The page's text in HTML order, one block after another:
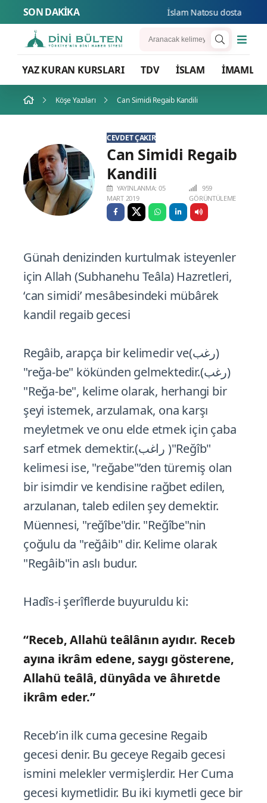
SON DAKİKA İslam Natosu dosta güven
YAZ KURAN KURSLARI TDV İSLAM İMAMLAR
Köşe Yazıları Can Simidi Regaib Kandili
CEVDET ÇAKIR
Can Simidi Regaib
Kandili
YAYINLANMA: 05
MART 2019
959
GÖRÜNTÜLEME
Günah denizinden kurtulmak isteyenler
için Allah (Subhanehu Teâla) Hazretleri,
‘can simidi’ mesâbesindeki mübârek
kandil regaib gecesi
Regâib, arapça bir kelimedir ve(رغب)
"reğa-be" kökünden gelmektedir.(رغب)
"Reğa-be", kelime olarak, herhangi bir
şeyi istemek, arzulamak, ona karşı
meyletmek ve onu elde etmek için çaba
sarf etmek demektir.(راغب )"Reğîb"
kelimesi ise, "reğabe"’den türemiş olan
bir isimdir ve kendisine rağbet edilen,
arzulanan, taleb edilen şey demektir.
Müennesi, "reğîbe"dir. "Reğîbe"nin
çoğulu da "reğâib" dir. Kelime olarak
"Regâib"in aslı budur.
Hadîs-i şerîflerde buyuruldu ki:
“Receb, Allahü teâlânın ayıdır. Receb
ayına ikrâm edene, saygı gösterene,
Allahü teâlâ, dünyâda ve âhıretde
ikrâm eder.”
Receb’in ilk cuma gecesine Regaib
gecesi denir. Bu geceye Regaib gecesi
ismini melekler vermişlerdir. Her Cuma
gecesi kıymetlidir. Bu iki kıymetli gece bir